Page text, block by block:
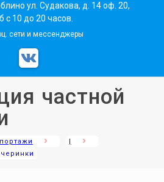
ул. Судакова, д. 14 оф. 20,
с 10 до 20 часов.
сети и мессенджеры
частной
|